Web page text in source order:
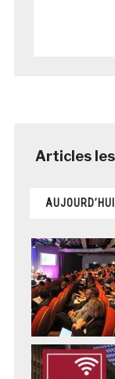
AUJOURD’HUI